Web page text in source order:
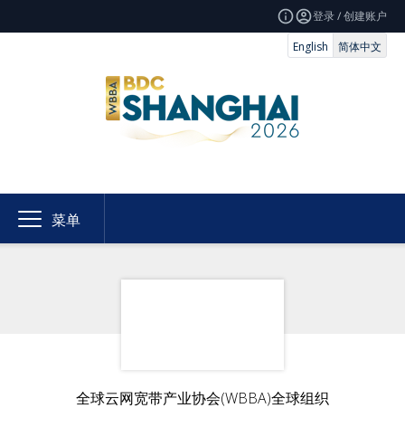
登录 / 创建账户
English
简体中文
菜单
全球云网宽带产业协会(WBBA)全球组织